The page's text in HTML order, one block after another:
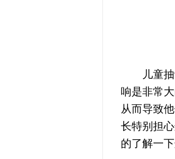
儿童抽动
响是非常
从而导致
长特别担
的了解一